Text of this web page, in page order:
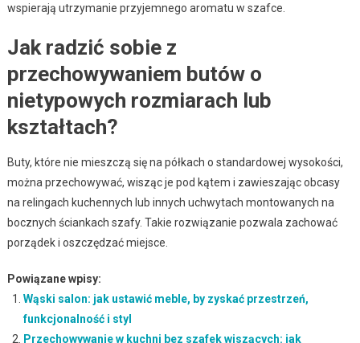
wspierają utrzymanie przyjemnego aromatu w szafce.
Jak radzić sobie z
przechowywaniem butów o
nietypowych rozmiarach lub
kształtach?
Buty, które nie mieszczą się na półkach o standardowej wysokości,
można przechowywać, wisząc je pod kątem i zawieszając obcasy
na relingach kuchennych lub innych uchwytach montowanych na
bocznych ściankach szafy. Takie rozwiązanie pozwala zachować
porządek i oszczędzać miejsce.
Powiązane wpisy:
Wąski salon: jak ustawić meble, by zyskać przestrzeń,
funkcjonalność i styl
Przechowywanie w kuchni bez szafek wiszących: jak